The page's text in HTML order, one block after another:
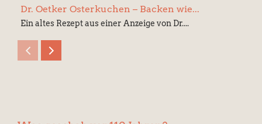
Dr. Oetker Osterkuchen – Backen wie...
Ein altes Rezept aus einer Anzeige von Dr....